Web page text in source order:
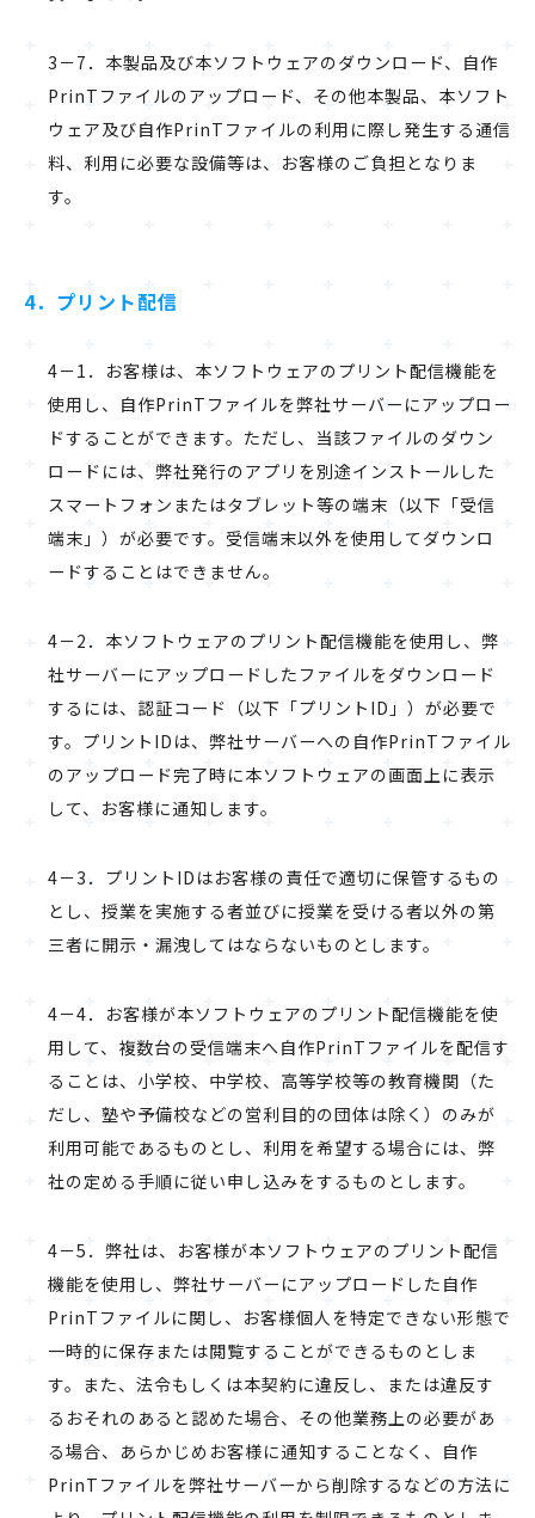
3－7．本製品及び本ソフトウェアのダウンロード、自作
PrinTファイルのアップロード、その他本製品、本ソフト
ウェア及び自作PrinTファイルの利用に際し発生する通信
料、利用に必要な設備等は、お客様のご負担となりま
す。
4．プリント配信
4－1．お客様は、本ソフトウェアのプリント配信機能を
使用し、自作PrinTファイルを弊社サーバーにアップロー
ドすることができます。ただし、当該ファイルのダウン
ロードには、弊社発行のアプリを別途インストールした
スマートフォンまたはタブレット等の端末（以下「受信
端末」）が必要です。受信端末以外を使用してダウンロ
ードすることはできません。
4－2．本ソフトウェアのプリント配信機能を使用し、弊
社サーバーにアップロードしたファイルをダウンロード
するには、認証コード（以下「プリントID」）が必要で
す。プリントIDは、弊社サーバーへの自作PrinTファイル
のアップロード完了時に本ソフトウェアの画面上に表示
して、お客様に通知します。
4－3．プリントIDはお客様の責任で適切に保管するもの
とし、授業を実施する者並びに授業を受ける者以外の第
三者に開示・漏洩してはならないものとします。
4－4．お客様が本ソフトウェアのプリント配信機能を使
用して、複数台の受信端末へ自作PrinTファイルを配信す
ることは、小学校、中学校、高等学校等の教育機関（た
だし、塾や予備校などの営利目的の団体は除く）のみが
利用可能であるものとし、利用を希望する場合には、弊
社の定める手順に従い申し込みをするものとします。
4－5．弊社は、お客様が本ソフトウェアのプリント配信
機能を使用し、弊社サーバーにアップロードした自作
PrinTファイルに関し、お客様個人を特定できない形態で
一時的に保存または閲覧することができるものとしま
す。また、法令もしくは本契約に違反し、または違反す
るおそれのあると認めた場合、その他業務上の必要があ
る場合、あらかじめお客様に通知することなく、自作
PrinTファイルを弊社サーバーから削除するなどの方法に